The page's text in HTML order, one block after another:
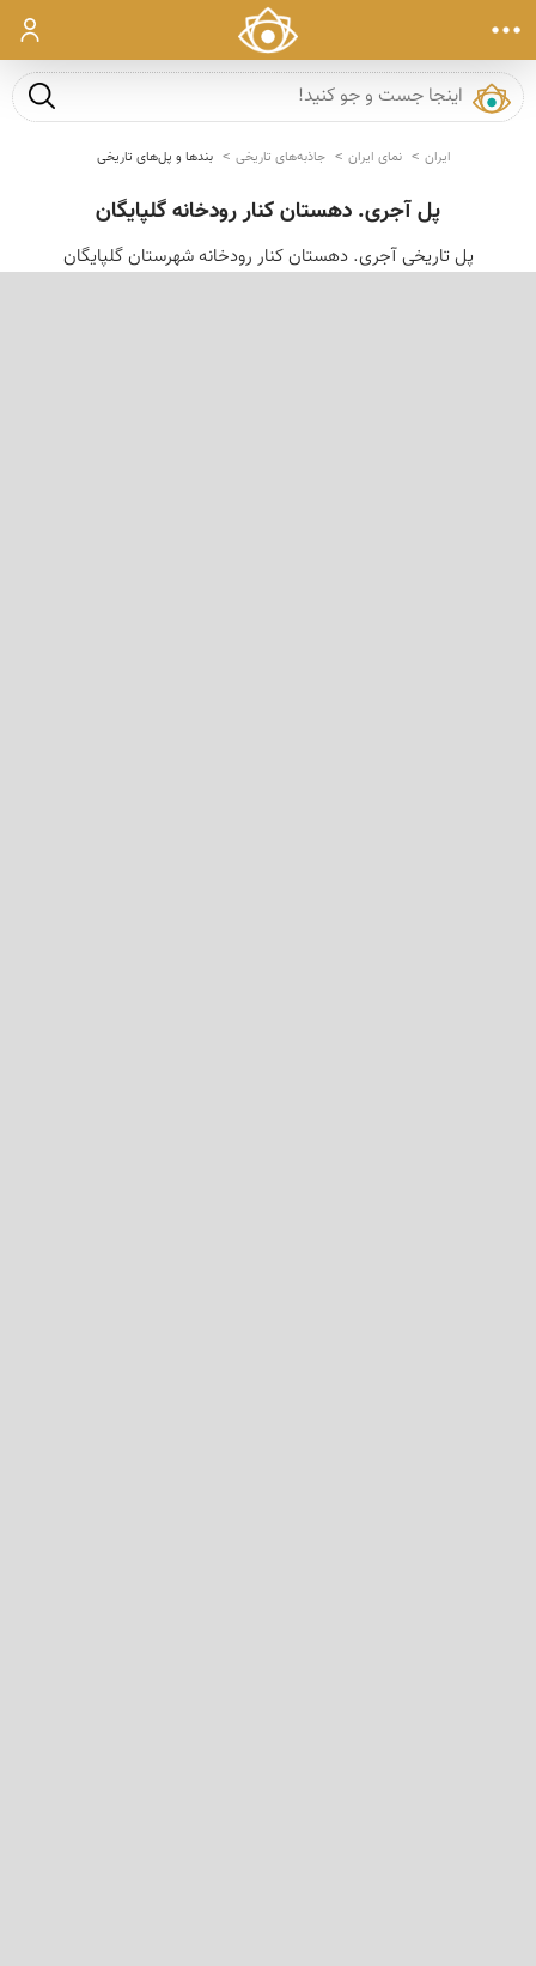
ورود
جست و
ایران نمای ایران جاذبه‌های تاریخی بندها و پل‌های تاریخی
پل آجری. دهستان کنار رودخانه گلپایگان
پل تاریخی آجری. دهستان کنار رودخانه شهرستان گلپایگان